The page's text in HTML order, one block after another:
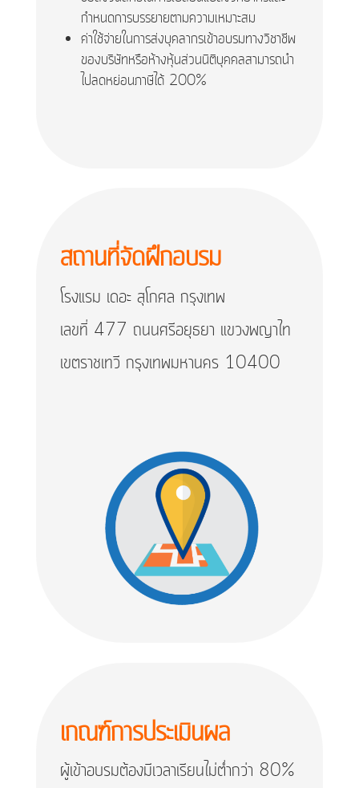
กำหนดการบรรยายตามความเหมาะสม
ค่าใช้จ่ายในการส่งบุคลากรเข้าอบรมทางวิชาชีพ
ของบริษัทหรือห้างหุ้นส่วนนิติบุคคลสามารถนำ
ไปลดหย่อนภาษีได้ 200%
สถานที่จัดฝึกอบรม
โรงแรม เดอะ สุโกศล กรุงเทพ
เลขที่ 477 ถนนศรีอยุธยา แขวงพญาไท
เขตราชเทวี กรุงเทพมหานคร 10400
เกณฑ์การประเมินผล
ผู้เข้าอบรมต้องมีเวลาเรียนไม่ต่ำกว่า 80%